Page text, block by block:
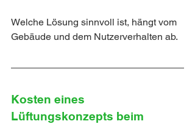
Welche Lösung sinnvoll ist, hängt vom
Gebäude und dem Nutzerverhalten ab.
Kosten eines
Lüftungskonzepts beim